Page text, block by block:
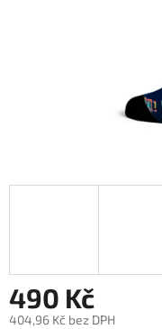
490 Kč
404,96 Kč bez DPH